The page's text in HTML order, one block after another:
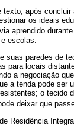
texto, após
os ideais
aprendido
escolas:
suas paredes de
para locais
a negociação
a tenda pode
o tecido
deixar que
Residência